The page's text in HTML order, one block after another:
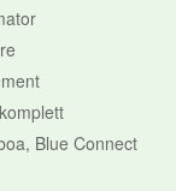
Blue Connect